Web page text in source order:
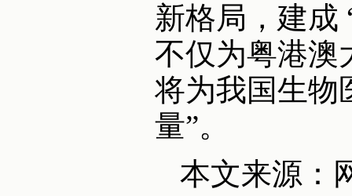
新格局，建成
不仅为粤港澳
将为我国生物
量”。
本文来源：